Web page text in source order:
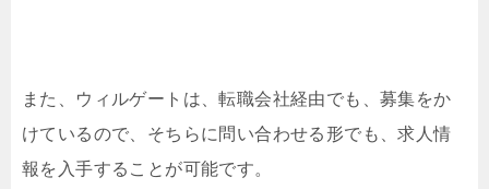
また、ウィルゲートは、転職会社経由でも、募集をか
けているので、そちらに問い合わせる形でも、求人情
報を入手することが可能です。